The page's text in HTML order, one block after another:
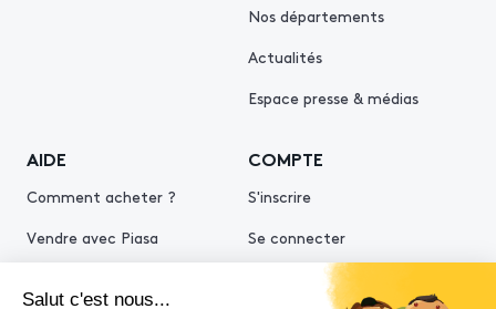
Nos départements
Actualités
Espace presse & médias
AIDE
Comment acheter ?
Vendre avec Piasa
COMPTE
S'inscrire
Se connecter